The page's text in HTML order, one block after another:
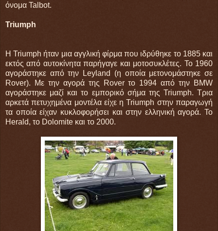
όνομα Talbot.
Triumph
Η Triumph ήταν μια αγγλική φίρμα που ιδρύθηκε το 1885 και
εκτός από αυτοκίνητα παρήγαγε και μοτοσυκλέτες. Το 1960
αγοράστηκε από την Leyland (η οποία μετονομάστηκε σε
Rover). Με την αγορά της Rover το 1994 από την BMW
αγοράστηκε μαζί και το εμπορικό σήμα της Triumph. Τρια
αρκετά πετυχημένα μοντέλα είχε η Triumph στην παραγωγή
τα οποία είχαν κυκλοφορήσει και στην ελληνική αγορά. Το
Herald, το Dolomite και το 2000.